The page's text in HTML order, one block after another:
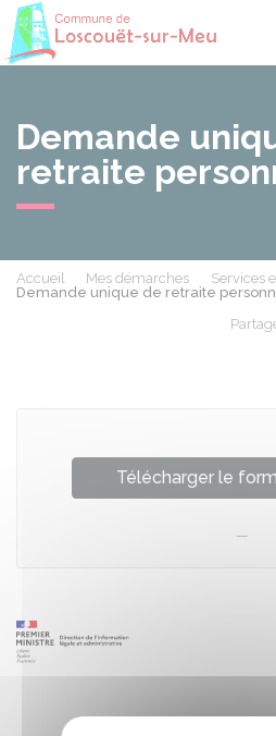
Demande
retraite
Accueil Mes démarches
Services
Demande unique de retraite
Télécharger le